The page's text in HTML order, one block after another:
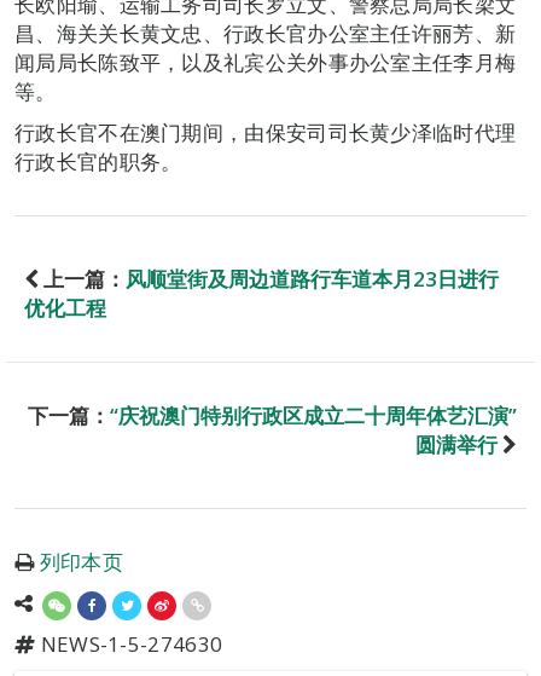
昌、海关关长黄文忠、行政长官办公室主任许丽芳、新
闻局局长陈致平，以及礼宾公关外事办公室主任李月梅
等。
行政长官不在澳门期间，由保安司司长黄少泽临时代理
行政长官的职务。
上一篇： 风顺堂街及周边道路行车道本月23日进行
优化工程
下一篇： “庆祝澳门特别行政区成立二十周年体艺汇演”
圆满举行
列印本页
NEWS-1-5-274630